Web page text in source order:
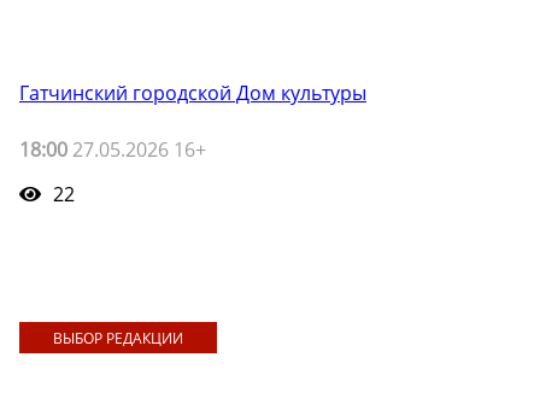
Гатчинский городской Дом культуры
18:00 27.05.2026 16+
22
ВЫБОР РЕДАКЦИИ